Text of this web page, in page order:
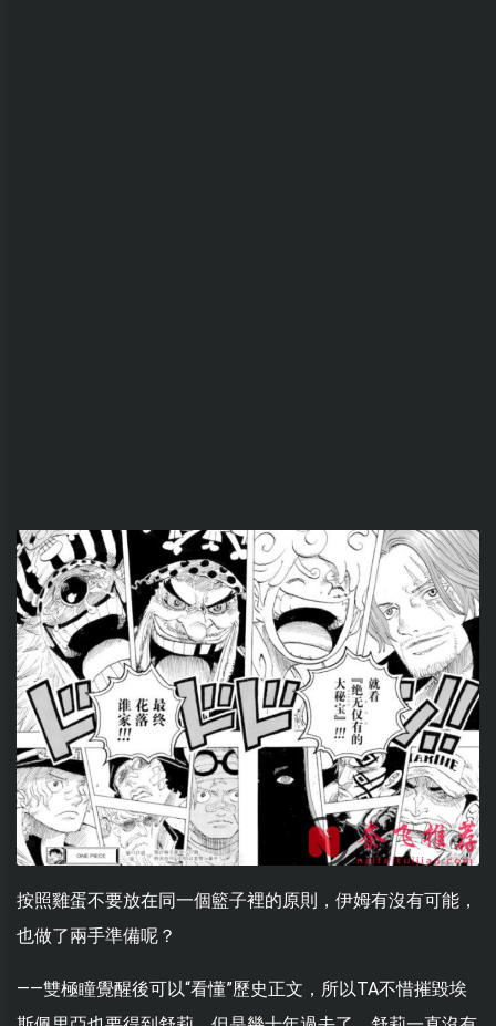
按照雞蛋不要放在同一個籃子裡的原則，伊姆有沒有可能，
也做了兩手準備呢？
——雙極瞳覺醒後可以“看懂”歷史正文，所以TA不惜摧毀埃